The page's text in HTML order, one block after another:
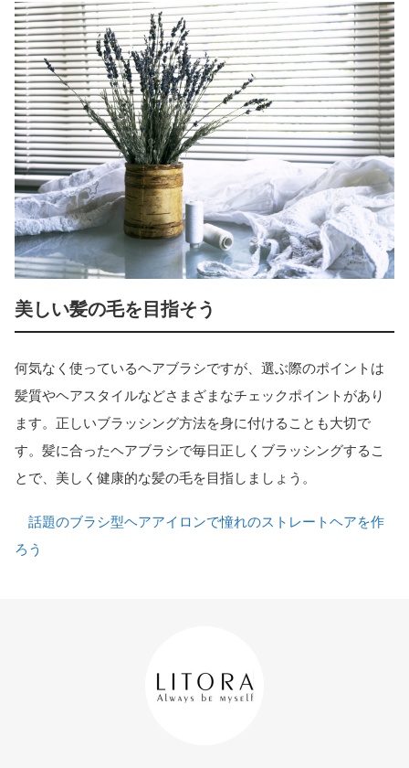
美しい髪の毛を目指そう
何気なく使っているヘアブラシですが、選ぶ際のポイントは
髪質やヘアスタイルなどさまざまなチェックポイントがあり
ます。正しいブラッシング方法を身に付けることも大切で
す。髪に合ったヘアブラシで毎日正しくブラッシングするこ
とで、美しく健康的な髪の毛を目指しましょう。
話題のブラシ型ヘアアイロンで憧れのストレートヘアを作
ろう